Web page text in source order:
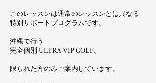
このレッスンは通常のレッスンとは異なる
特別サポートプログラムです。
沖縄で行う
完全個別 ULTRA VIP GOLF。
限られた方のみご案内しています。